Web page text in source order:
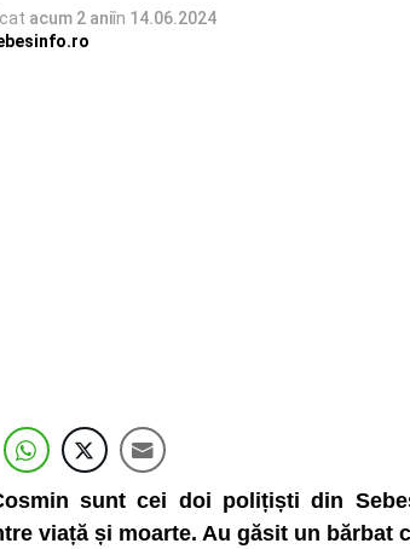
acum 2 aniîn 14.06.2024
sunt cei doi polițiști din
viață și moarte. Au găsit un bărbat